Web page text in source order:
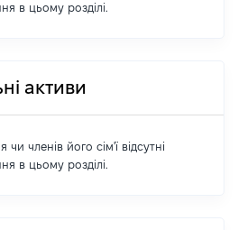
в цьому розділі.
активи
членів його сім'ї відсутні
в цьому розділі.